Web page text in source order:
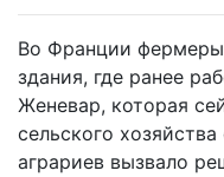
Во Франции
здания, где ранее
Женевар, которая
сельского
аграриев вызвало